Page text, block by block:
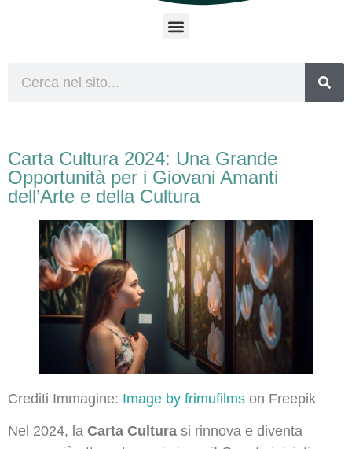
Carta Cultura 2024: Una Grande
Opportunità per i Giovani Amanti
dell’Arte e della Cultura
Crediti Immagine: Image by frimufilms on Freepik
Nel 2024, la Carta Cultura si rinnova e diventa